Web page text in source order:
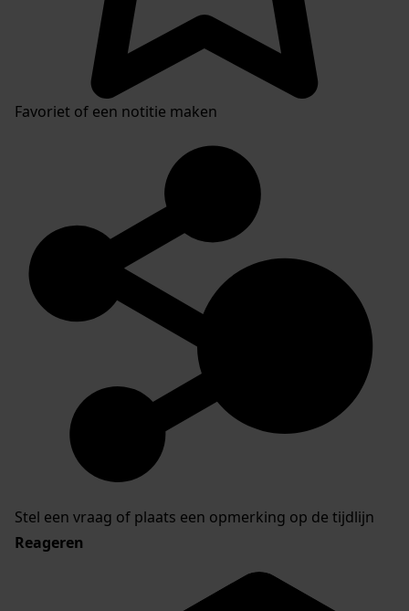
Favoriet of een notitie maken
Stel een vraag of plaats een opmerking op de tijdlijn
Reageren